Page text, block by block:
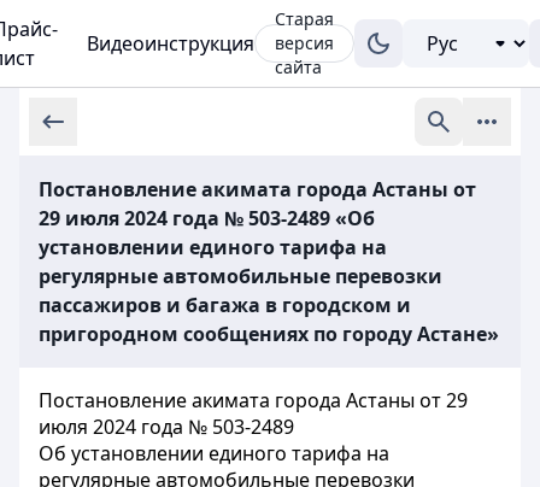
Видеоинструкция
Старая
версия
сайта
Постановление акимата города Астаны от
29 июля 2024 года № 503-2489 «Об
установлении единого тарифа на
регулярные автомобильные перевозки
пассажиров и багажа в городском и
пригородном сообщениях по городу Астане»
Постановление акимата города Астаны от 29
июля 2024 года № 503-2489
Об установлении единого тарифа на
регулярные автомобильные перевозки